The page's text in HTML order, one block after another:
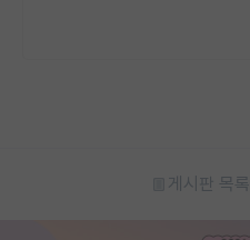
게시판 목